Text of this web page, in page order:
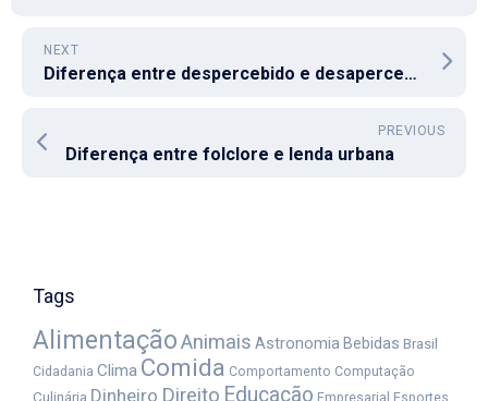
NEXT
Diferença entre despercebido e desapercebido
PREVIOUS
Diferença entre folclore e lenda urbana
Tags
AlimentaçãoAnimais AstronomiaBebidas Brasil
Cidadania Clima Comida Comportamento Computação
Culinária Dinheiro Direito Educação Empresarial Esportes